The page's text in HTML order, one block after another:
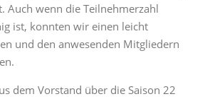
Auch wenn die Teilnehmerzahl
ist, konnten wir einen leicht
und den anwesenden Mitgliedern
dem Vorstand über die Saison 22